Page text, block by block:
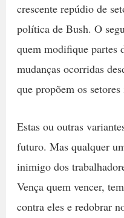
crescente repúdio de
política de Bush. O
quem modifique partes
mudanças ocorridas
que propõem os
Estas ou outras
futuro. Mas qualquer
inimigo dos
Vença quem vencer,
contra eles e redobrar